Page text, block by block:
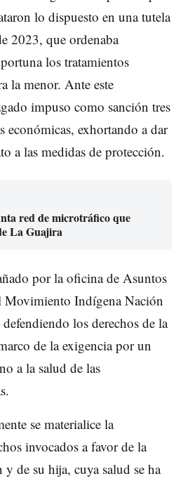
lo dispuesto en una tutela
2023, que ordenaba
los tratamientos
la menor. Ante este
impuso como sanción tres
económicas, exhortando a dar
a las medidas de protección.
red de microtráfico que
La Guajira
por la oficina de Asuntos
Indígena Nación
los derechos de la
de la exigencia por un
a la salud de las
se materialice la
invocados a favor de la
y de su hija, cuya salud se ha